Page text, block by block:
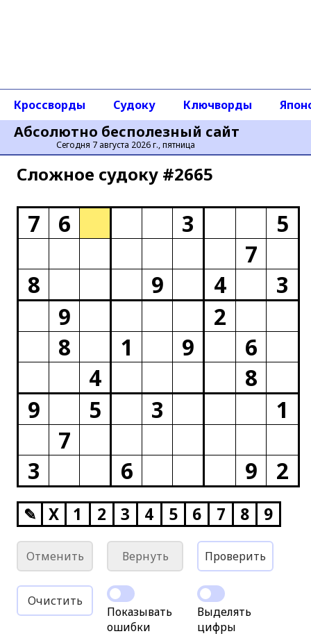
Абсолютно бесполезный сайт
Сегодня 7 августа 2026 г., пятница
Кроссворды Судоку Ключворды
Сложное cудоку #2665
7 6 3
5
7
8
9 4
3
9
2
8
1 9
6
4
8
9
5 3
1
7
3
6 9 2
✎ X 1 2 3 4 5 6 7 8 9
Отменить Вернуть Проверить
Очистить
Показывать
ошибки
Выделять
цифры